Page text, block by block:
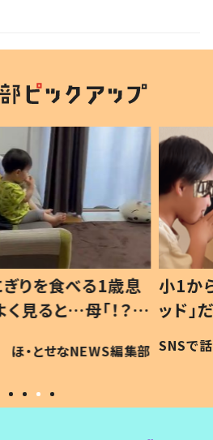
、息子は「ギフテ
父が“ウチ給食”を
とは #令和の親
ほ・とせなNEWS編集部
ひ孫
が、抱
「涙
い」